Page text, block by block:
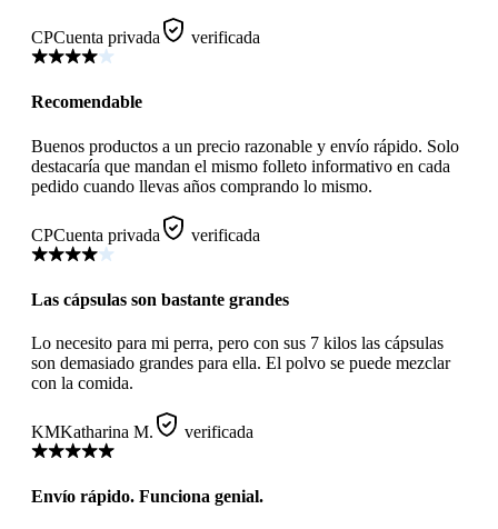
CPCuenta privada verificada
Recomendable
Buenos productos a un precio razonable y envío rápido. Solo
destacaría que mandan el mismo folleto informativo en cada
pedido cuando llevas años comprando lo mismo.
CPCuenta privada verificada
Las cápsulas son bastante grandes
Lo necesito para mi perra, pero con sus 7 kilos las cápsulas
son demasiado grandes para ella. El polvo se puede mezclar
con la comida.
KMKatharina M. verificada
Envío rápido. Funciona genial.